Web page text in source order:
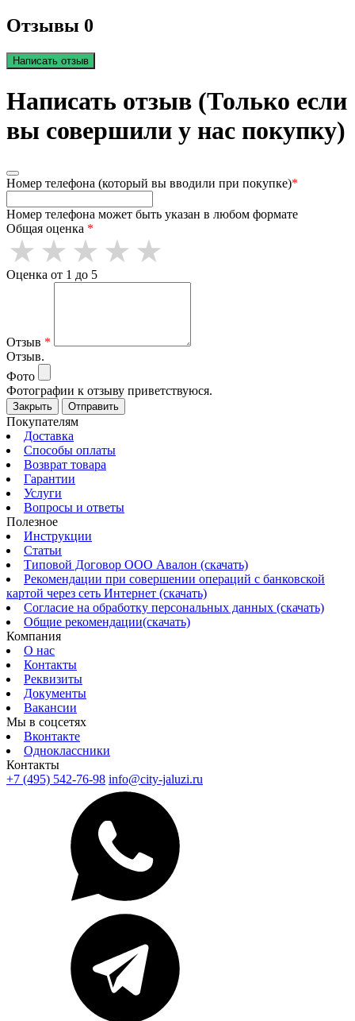
Отзывы 0
Написать отзыв
Написать отзыв (Только если
вы совершили у нас покупку)
Номер телефона (который вы вводили при покупке)*
Номер телефона может быть указан в любом формате
Общая оценка *
Оценка от 1 до 5
Отзыв *
Отзыв.
Фото
Фотографии к отзыву приветствуюся.
Закрыть Отправить
Покупателям
Доставка
Способы оплаты
Возврат товара
Гарантии
Услуги
Вопросы и ответы
Полезное
Инструкции
Статьи
Типовой Договор ООО Авалон (скачать)
Рекомендации при совершении операций с банковской
картой через сеть Интернет (скачать)
Согласие на обработку персональных данных (скачать)
Общие рекомендации(скачать)
Компания
О нас
Контакты
Реквизиты
Документы
Вакансии
Мы в соцсетях
Вконтакте
Одноклассники
Контакты
+7 (495) 542-76-98 info@city-jaluzi.ru